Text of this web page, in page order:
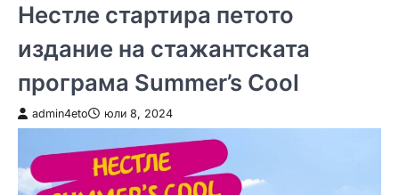
Нестле стартира петото
издание на стажантската
програма Summer’s Cool
admin4eto юли 8, 2024